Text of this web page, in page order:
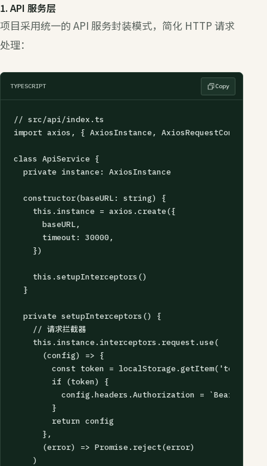
1. API 服务层
项目采用统一的 API 服务封装模式，简化 HTTP 请求
处理：
TYPESCRIPT Copy
// src/api/index.ts
import axios, { AxiosInstance, AxiosRequestConfig }
class ApiService {
  private instance: AxiosInstance
  constructor(baseURL: string) {
    this.instance = axios.create({
      baseURL,
      timeout: 30000,
    })
    this.setupInterceptors()
  }
  private setupInterceptors() {
    // 请求拦截器
    this.instance.interceptors.request.use(
      (config) => {
        const token = localStorage.getItem('token')
        if (token) {
config.headers.Authorization = `Bearer
        }
        return config
      },
      (error) => Promise.reject(error)
    )